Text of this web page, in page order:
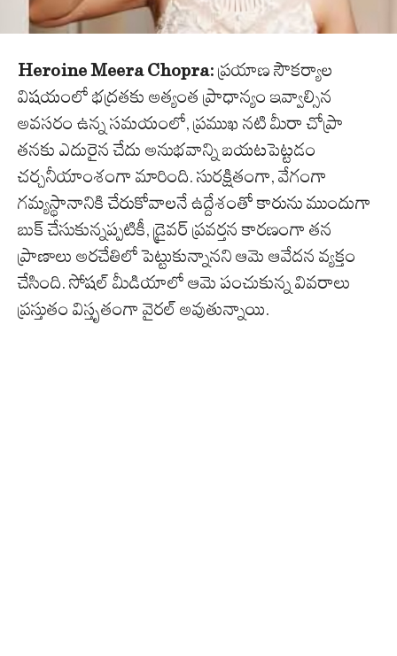
Heroine Meera Chopra: ప్రయాణ సౌకర్యాల
విషయంలో భద్రతకు అత్యంత ప్రాధాన్యం ఇవ్వాల్సిన
అవసరం ఉన్న సమయంలో, ప్రముఖ నటి మీరా చోప్రా
తనకు ఎదురైన చేదు అనుభవాన్ని బయటపెట్టడం
చర్చనీయాంశంగా మారింది. సురక్షితంగా, వేగంగా
గమ్యస్థానానికి చేరుకోవాలనే ఉద్దేశంతో కారును ముందుగా
బుక్ చేసుకున్నప్పటికీ, డ్రైవర్ ప్రవర్తన కారణంగా తన
ప్రాణాలు అరచేతిలో పెట్టుకున్నానని ఆమె ఆవేదన వ్యక్తం
చేసింది. సోషల్ మీడియాలో ఆమె పంచుకున్న వివరాలు
ప్రస్తుతం విస్తృతంగా వైరల్ అవుతున్నాయి.